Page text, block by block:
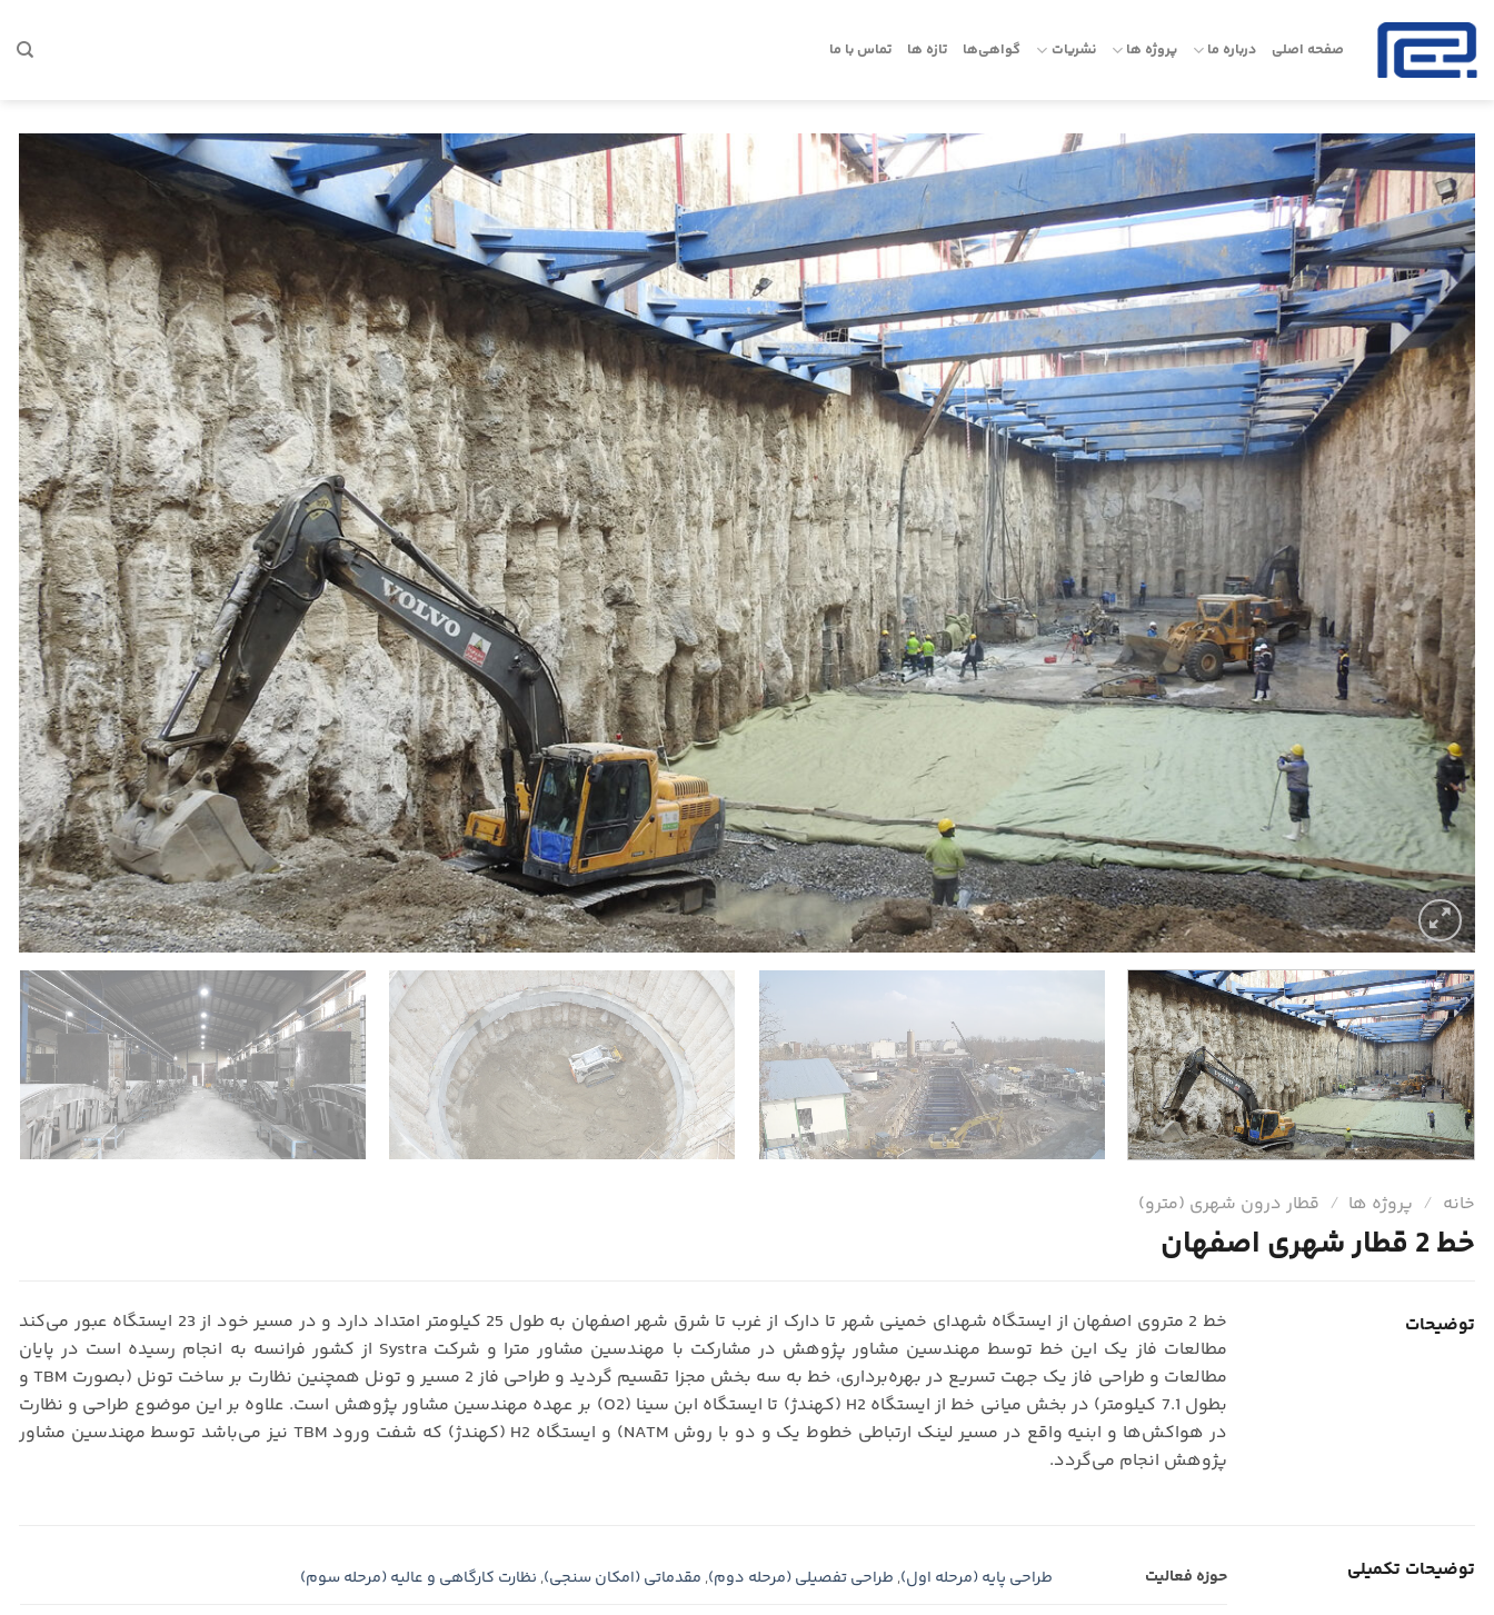
content
صفحه اصلی درباره ما پروژه ها نشریات گواهی‌ها تازه ها تماس با ما
خانه / پروژه ها / قطار درون شهری (مترو)
خط 2 قطار شهری اصفهان
توضیحات
خط 2 متروی اصفهان از ایستگاه شهدای خمینی شهر تا دارک از غرب تا شرق شهر اصفهان به طول 25 کیلومتر امتداد دارد و در مسیر خود از 23 ایستگاه عبور می‌کند
مطالعات فاز یک این خط توسط مهندسین مشاور پژوهش در مشارکت با مهندسین مشاور مترا و شرکت Systra از کشور فرانسه به انجام رسیده است در پایان
مطالعات و طراحی فاز یک جهت تسریع در بهره‌برداری، خط به سه بخش مجزا تقسیم گردید و طراحی فاز 2 مسیر و تونل همچنین نظارت بر ساخت تونل (بصورت TBM و
بطول 7.1 کیلومتر) در بخش میانی خط از ایستگاه H2 (کهندژ) تا ایستگاه ابن سینا (O2) بر عهده مهندسین مشاور پژوهش است. علاوه بر این موضوع طراحی و نظارت
در هواکش‌ها و ابنیه واقع در مسیر لینک ارتباطی خطوط یک و دو با روش NATM) و ایستگاه H2 (کهندژ) که شفت ورود TBM نیز می‌باشد توسط مهندسین مشاور
پژوهش انجام می‌گردد.
توضیحات تکمیلی حوزه فعالیت طراحی پایه (مرحله اول), طراحی تفصیلی (مرحله دوم), مقدماتی (امکان سنجی), نظارت كارگاهی و عالیه (مرحله سوم)